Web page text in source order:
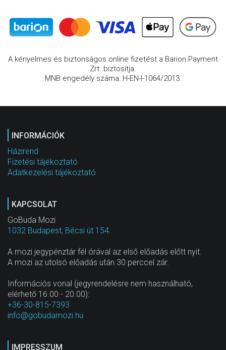
A kényelmes és biztonságos online fizetést a Barion Payment
Zrt. biztosítja.
MNB engedély száma: H-EN-I-1064/2013.
INFORMÁCIÓK
Házirend
Fizetési tájékoztató
Adatkezelési tájékoztató
KAPCSOLAT
GoBuda Mozi
1032 Budapest, Bécsi út 154.
A mozi jegypénztár fél órával az első előadás előtt nyit.
A mozi az utolsó előadás után 30 perccel zár.
Információs vonal (jegyrendelésre nem használható,
elérhető 16.00 - 20.00):
+36-30-815-7393
info@gobudamozi.hu
IMPRESSZUM